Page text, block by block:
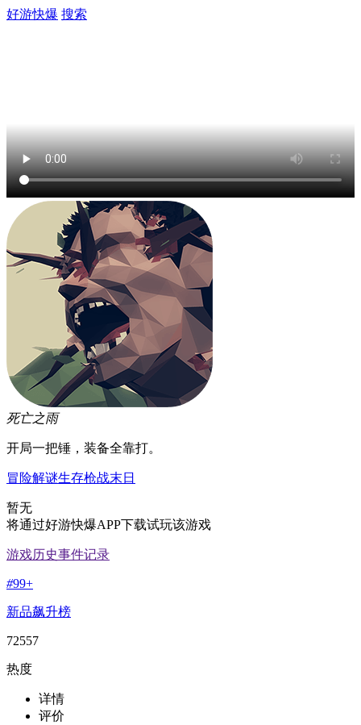
好游快爆 搜索
死亡之雨
开局一把锤，装备全靠打。
冒险解谜生存枪战末日
暂无
将通过好游快爆APP下载试玩该游戏
游戏历史事件记录
#99+
新品飙升榜
72557
热度
详情
评价